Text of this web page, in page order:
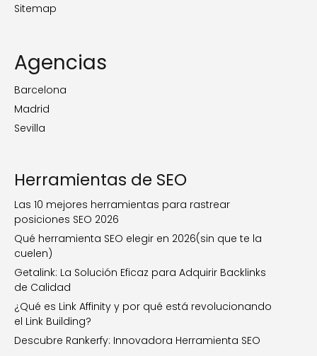
Sitemap
Agencias
Barcelona
Madrid
Sevilla
Herramientas de SEO
Las 10 mejores herramientas para rastrear
posiciones SEO 2026
Qué herramienta SEO elegir en 2026(sin que te la
cuelen)
Getalink: La Solución Eficaz para Adquirir Backlinks
de Calidad
¿Qué es Link Affinity y por qué está revolucionando
el Link Building?
Descubre Rankerfy: Innovadora Herramienta SEO